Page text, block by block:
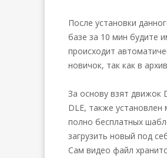
После установки
базе за 10 мин будите
происходит
новичок, так как в
За основу взят движок
DLE, также
полно бесплатных
загрузить новый под
Сам видео файл